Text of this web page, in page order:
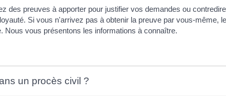
des preuves à apporter pour justifier vos demandes ou
Si vous n'arrivez pas à obtenir la preuve par vous-même,
Nous vous présentons les informations à connaître.
un procès civil ?